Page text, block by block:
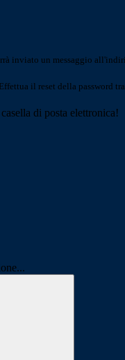
inviato un messaggio
il reset della password
di posta elettronica!